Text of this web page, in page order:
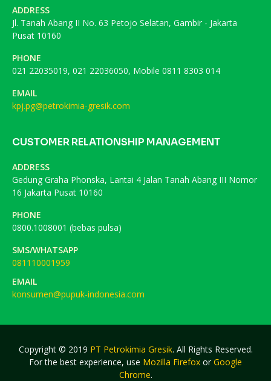
ADDRESS
Jl. Tanah Abang II No. 63 Petojo Selatan, Gambir - Jakarta
Pusat 10160
PHONE
021 22035019, 021 22036050, Mobile 0811 8303 014
EMAIL
kpj.pg@petrokimia-gresik.com
CUSTOMER RELATIONSHIP MANAGEMENT
ADDRESS
Gedung Graha Phonska, Lantai 4 Jalan Tanah Abang III Nomor
16 Jakarta Pusat 10160
PHONE
0800.1008001 (bebas pulsa)
SMS/WHATSAPP
081110001959
EMAIL
konsumen@pupuk-indonesia.com
Copyright © 2019 PT Petrokimia Gresik. All Rights Reserved.
For the best experience, use Mozilla Firefox or Google
Chrome.